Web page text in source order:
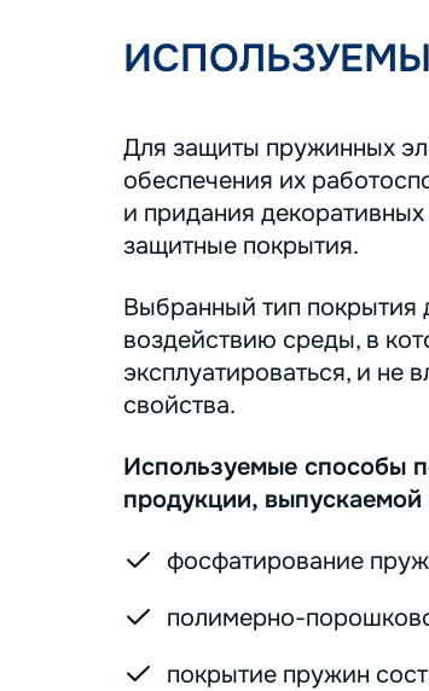
Для защиты пружинных
обеспечения их
и придания
защитные покрытия.
Выбранный тип покрытия
воздействию среды, в
эксплуатироваться, и не
свойства.
Используемые способы
продукции,
фосфатирование
полимерно-
покрытие пружин